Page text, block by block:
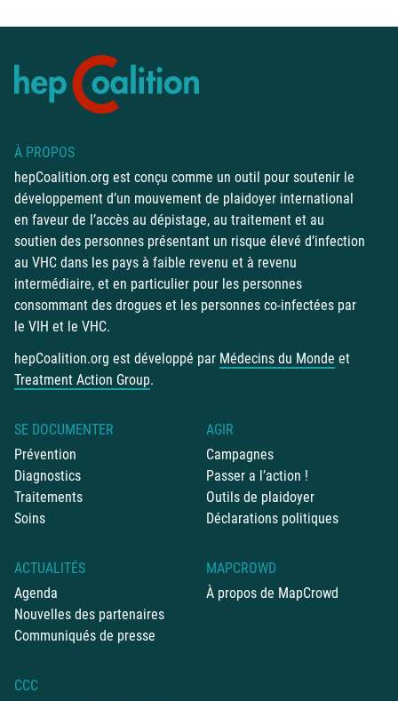
À PROPOS
hepCoalition.org est conçu comme un outil pour soutenir le
développement d’un mouvement de plaidoyer international
en faveur de l’accès au dépistage, au traitement et au
soutien des personnes présentant un risque élevé d’infection
au VHC dans les pays à faible revenu et à revenu
intermédiaire, et en particulier pour les personnes
consommant des drogues et les personnes co-infectées par
le VIH et le VHC.
hepCoalition.org est développé par Médecins du Monde et
Treatment Action Group.
SE DOCUMENTER
Prévention
Diagnostics
Traitements
Soins
AGIR
Campagnes
Passer a l’action !
Outils de plaidoyer
Déclarations politiques
ACTUALITÉS
Agenda
Nouvelles des partenaires
Communiqués de presse
MAPCROWD
À propos de MapCrowd
CCC